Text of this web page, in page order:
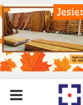
PRIMARY